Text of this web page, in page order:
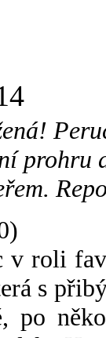
prohru
v roli
s
po